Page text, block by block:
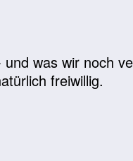
was wir noch
freiwillig.